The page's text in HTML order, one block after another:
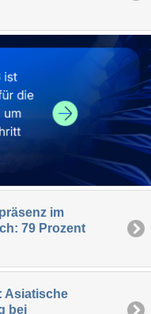
im
79 Prozent
Asiatische
bei